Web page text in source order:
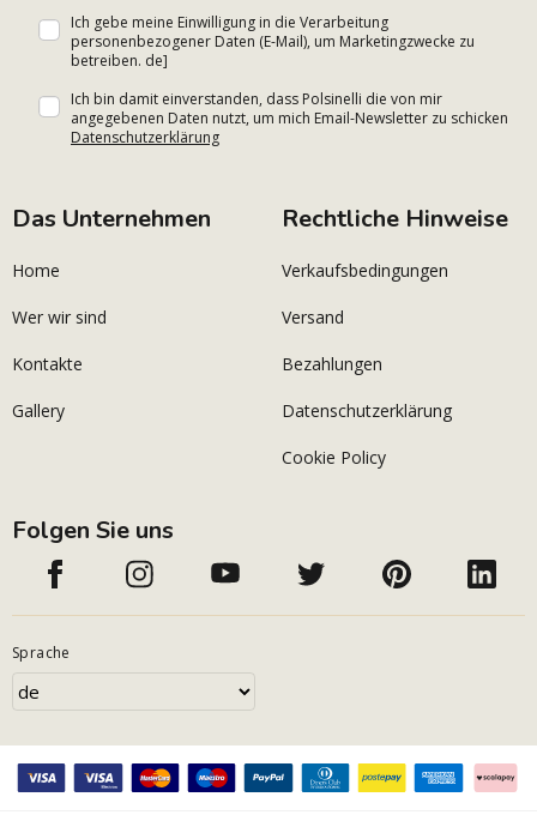
Ich gebe meine Einwilligung in die Verarbeitung
personenbezogener Daten (E-Mail), um Marketingzwecke zu
betreiben. de]
Ich bin damit einverstanden, dass Polsinelli die von mir
angegebenen Daten nutzt, um mich Email-Newsletter zu schicken
Datenschutzerklärung
Das Unternehmen
Home
Wer wir sind
Kontakte
Gallery
Rechtliche Hinweise
Verkaufsbedingungen
Versand
Bezahlungen
Datenschutzerklärung
Cookie Policy
Folgen Sie uns
Sprache